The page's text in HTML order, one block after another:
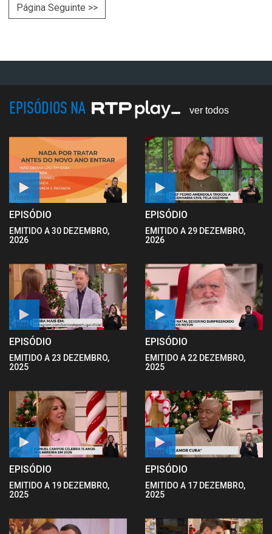
Página Seguinte >>
EPISÓDIOS NA ver todos
EPISÓDIO
EMITIDO A 30 DEZEMBRO,
2026
EPISÓDIO
EMITIDO A 29 DEZEMBRO,
2026
EPISÓDIO
EMITIDO A 23 DEZEMBRO,
2025
EPISÓDIO
EMITIDO A 22 DEZEMBRO,
2025
EPISÓDIO
EMITIDO A 19 DEZEMBRO,
2025
EPISÓDIO
EMITIDO A 17 DEZEMBRO,
2025